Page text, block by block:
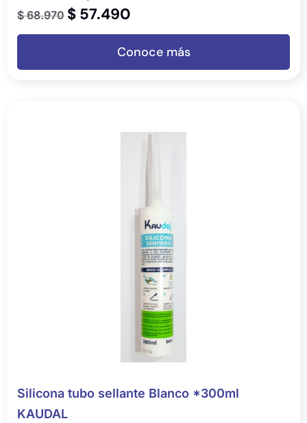
$68.970 $ 57.490
Conoce más
Silicona tubo sellante Blanco *300ml
KAUDAL